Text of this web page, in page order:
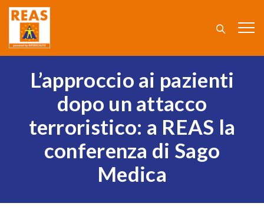
L’approccio ai pazienti
dopo un attacco
terroristico: a REAS la
conferenza di Sago
Medica